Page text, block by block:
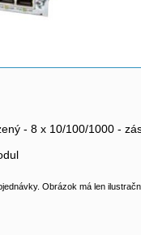
- 8 x 10/100/1000 -
Obrázok má len